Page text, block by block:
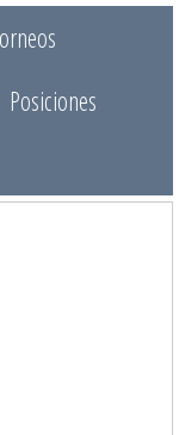
Posiciones